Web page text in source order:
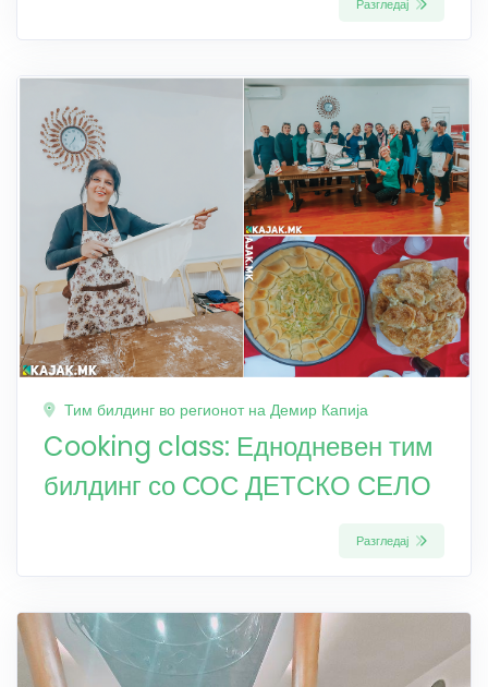
Разгледај
Тим билдинг во регионот на Демир Капија
Cooking class: Еднодневен тим
билдинг со СОС ДЕТСКО СЕЛО
Разгледај